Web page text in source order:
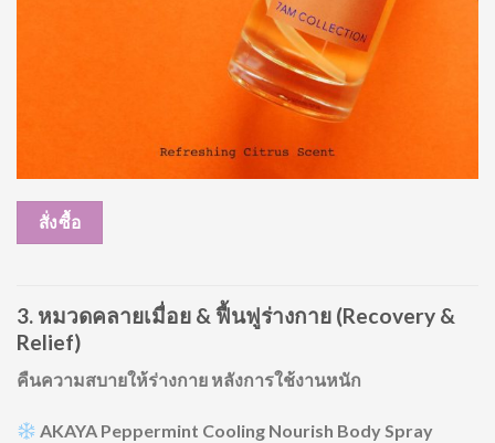
สั่งซื้อ
3. หมวดคลายเมื่อย & ฟื้นฟูร่างกาย (Recovery &
Relief)
คืนความสบายให้ร่างกาย หลังการใช้งานหนัก
AKAYA Peppermint Cooling Nourish Body Spray